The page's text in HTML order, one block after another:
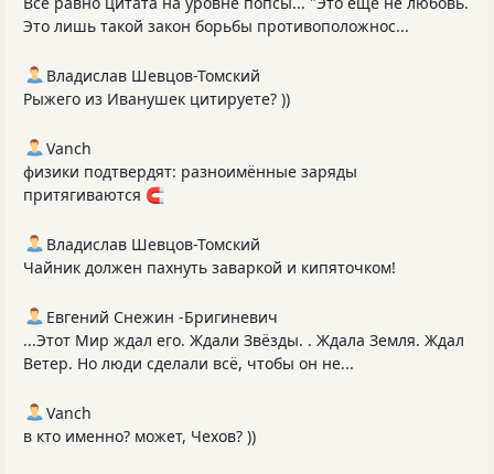
Это лишь такой закон борьбы противоположнос...
Владислав Шевцов-Томский
Рыжего из Иванушек цитируете? ))
Vanch
физики подтвердят: разноимённые заряды
притягиваются 🧲
Владислав Шевцов-Томский
Чайник должен пахнуть заваркой и кипяточком!
Евгений Снежин -Бригиневич
...Этот Мир ждал его. Ждали Звёзды. . Ждала Земля. Ждал
Ветер. Но люди сделали всё, чтобы он не...
Vanch
в кто именно? может, Чехов? ))